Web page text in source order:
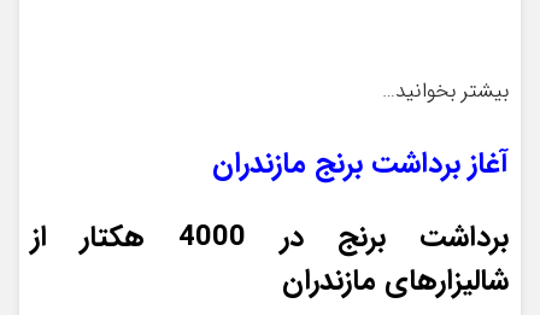
بیشتر بخوانید…
آغاز برداشت برنج مازندران
برداشت برنج در 4000 هکتار از
شالیزارهای مازندران